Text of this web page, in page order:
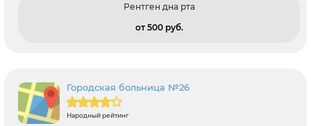
Рентген дна рта
от 500 pуб.
Городская больница №26
Народный рейтинг